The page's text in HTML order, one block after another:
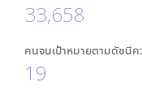
33,658
คนจนเป้าหมายตามดัชนี
19